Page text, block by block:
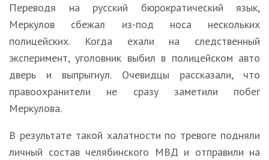
Переводя на русский бюрократический язык,
Меркулов сбежал из-под носа нескольких
полицейских. Когда ехали на следственный
эксперимент, уголовник выбил в полицейском авто
дверь и выпрыгнул. Очевидцы рассказали, что
правоохранители не сразу заметили побег
Меркулова.
В результате такой халатности по тревоге подняли
личный состав челябинского МВД и отправили на